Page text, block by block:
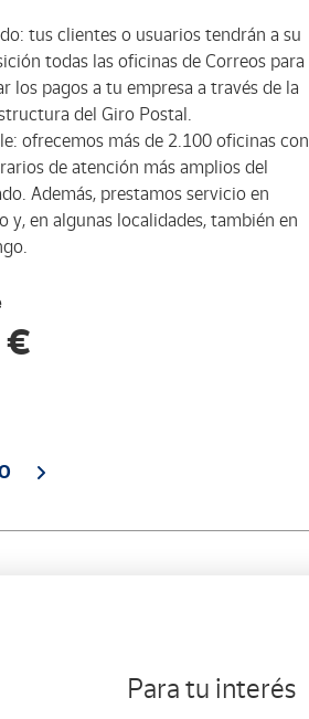
tus clientes o usuarios tendrán a su
todas las oficinas de Correos para
los pagos a tu empresa a través de la
del Giro Postal.
ofrecemos más de 2.100 oficinas con
de atención más amplios del
Además, prestamos servicio en
y, en algunas localidades, también en
€
Para tu interés